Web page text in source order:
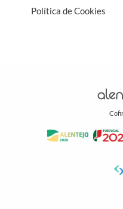
Política de Cookies